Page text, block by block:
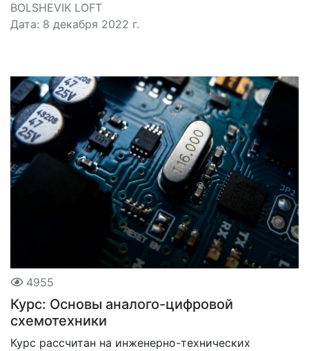
BOLSHEVIK LOFT
Дата: 8 декабря 2022 г.
4955
Курс: Основы аналого-цифровой
схемотехники
Курс рассчитан на инженерно-технических